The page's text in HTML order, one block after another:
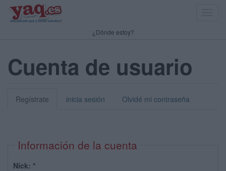
¿Dónde estoy?
Cuenta de usuario
Regístrate inicia sesión Olvidé mi contraseña
Información de la cuenta
Nick: *